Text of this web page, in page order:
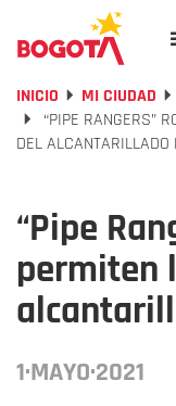
INICIO MI CIUDAD
“PIPE RANGERS”
DEL ALCANTARILLADO
“Pipe
permiten
1·MAYO·2021